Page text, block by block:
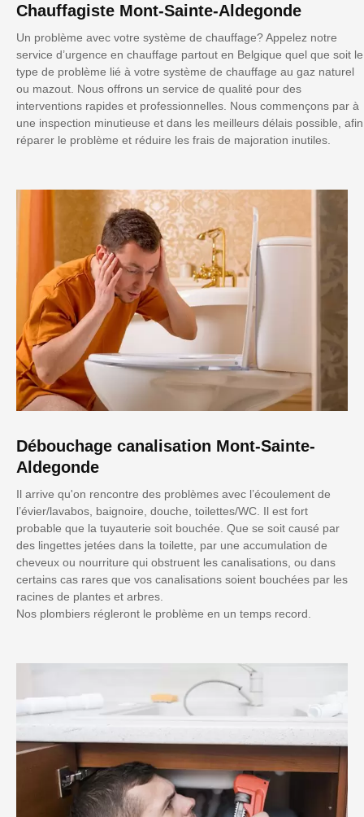
Chauffagiste Mont-Sainte-Aldegonde
Un problème avec votre système de chauffage? Appelez notre
service d’urgence en chauffage partout en Belgique quel que soit le
type de problème lié à votre système de chauffage au gaz naturel
ou mazout. Nous offrons un service de qualité pour des
interventions rapides et professionnelles. Nous commençons par à
une inspection minutieuse et dans les meilleurs délais possible, afin
réparer le problème et réduire les frais de majoration inutiles.
Débouchage canalisation Mont-Sainte-
Aldegonde
Il arrive qu'on rencontre des problèmes avec l’écoulement de
l’évier/lavabos, baignoire, douche, toilettes/WC. Il est fort
probable que la tuyauterie soit bouchée. Que se soit causé par
des lingettes jetées dans la toilette, par une accumulation de
cheveux ou nourriture qui obstruent les canalisations, ou dans
certains cas rares que vos canalisations soient bouchées par les
racines de plantes et arbres.
Nos plombiers régleront le problème en un temps record.